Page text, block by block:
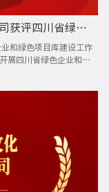
【喜报】成都环美园林生态股份有限公司获评四川省绿色企业
和绿色项目库建设工作
展四川省绿色企业和绿